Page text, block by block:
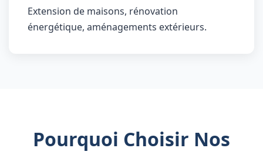
Extension de maisons, rénovation
énergétique, aménagements extérieurs.
Pourquoi Choisir Nos